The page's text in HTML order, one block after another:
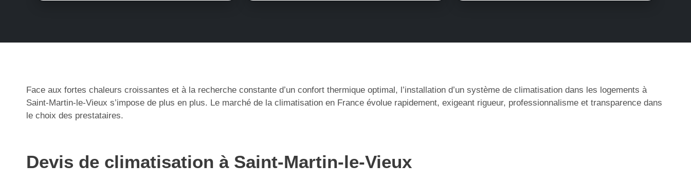
Face aux fortes chaleurs croissantes et à la recherche constante d’un confort thermique optimal, l’installation d’un système de climatisation dans les logements à
Saint-Martin-le-Vieux s’impose de plus en plus. Le marché de la climatisation en France évolue rapidement, exigeant rigueur, professionnalisme et transparence dans
le choix des prestataires.
Devis de climatisation à Saint-Martin-le-Vieux